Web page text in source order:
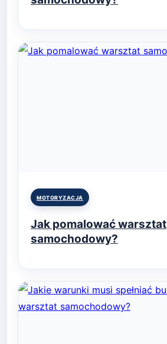
Posted
MOTORYZACJA
Jak pomalować warsztat
samochodowy?